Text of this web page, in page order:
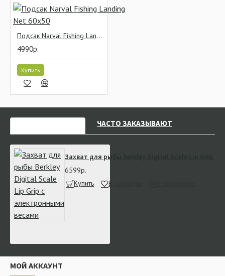
Подсак Narval Fishing Landing Net 60x50
4990р.
Купить
ЧАСТО ЗАКАЗЫВАЮТ
Захват для рыбы Berkley Digital Scale Lip Grip с
6599р.
Купить
В закладки
МОЙ АККАУНТ